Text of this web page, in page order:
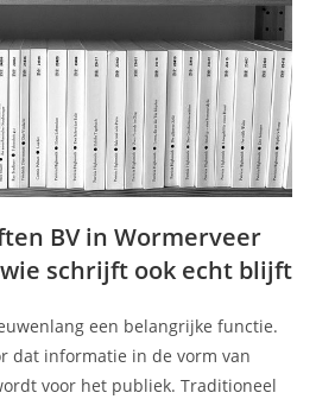
BV in Wormerveer
schrijft ook echt blijft
een belangrijke functie.
dat informatie in de vorm van
voor het publiek. Traditioneel